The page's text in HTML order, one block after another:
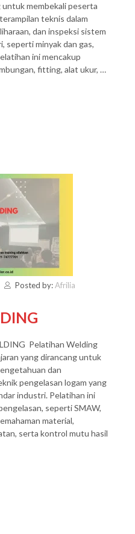
untuk membekali peserta
teknis dalam
dan inspeksi sistem
seperti minyak dan gas,
ini mencakup
fitting, alat ukur, …
Posted by:Afrilia
Pelatihan Welding
yang dirancang untuk
dan
pengelasan logam yang
industri. Pelatihan ini
seperti SMAW,
material,
serta kontrol mutu hasil